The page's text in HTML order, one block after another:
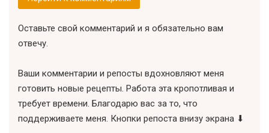
Оставьте свой комментарий и я обязательно вам
отвечу.
Ваши комментарии и репосты вдохновляют меня
готовить новые рецепты. Работа эта кропотливая и
требует времени. Благодарю вас за то, что
поддерживаете меня. Кнопки репоста внизу экрана ⬇